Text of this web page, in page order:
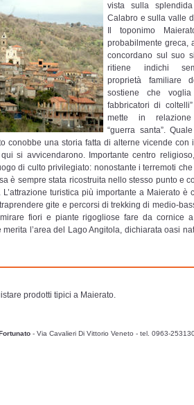
vista sulla
Calabro e sulla valle
Il toponimo
probabilmente greca,
concordano sul suo
ritiene indichi
proprietà familiare
sostiene che
fabbricatori di
mette in relazione
“guerra santa”.
conobbe una storia fatta di alterne vicende con
si avvicendarono. Importante centro
di culto privilegiato: nonostante i terremoti
è sempre stata ricostruita nello stesso punto e
turistica più importante a Maierato è
gite e percorsi di trekking di medio-
fiori e piante rigogliose fare da cornice
l’area del Lago Angitola, dichiarata oasi
prodotti tipici a Maierato.
- Via Cavalieri Di Vittorio Veneto - tel. 0963-